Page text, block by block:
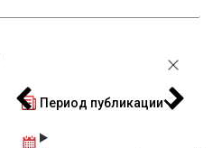
Период публикации